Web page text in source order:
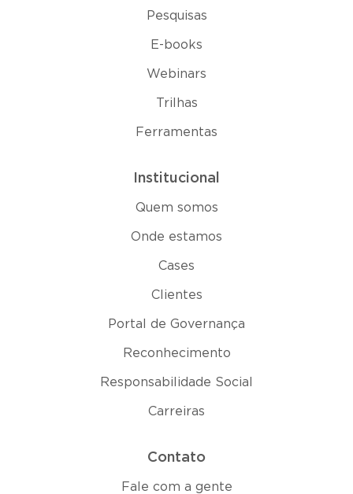
Pesquisas
E-books
Webinars
Trilhas
Ferramentas
Institucional
Quem somos
Onde estamos
Cases
Clientes
Portal de Governança
Reconhecimento
Responsabilidade Social
Carreiras
Contato
Fale com a gente